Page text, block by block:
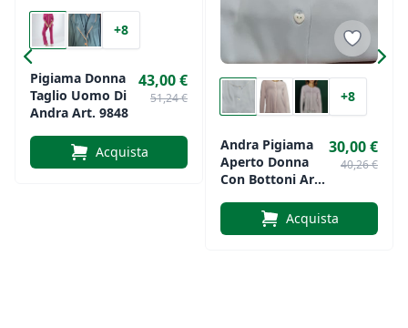
+8
Pigiama Donna
Taglio Uomo Di
Andra Art. 9848
43,00 €
51,24 €
Acquista
+8
Andra Pigiama
Aperto Donna
Con Bottoni Art
30,00 €
40,26 €
Acquista